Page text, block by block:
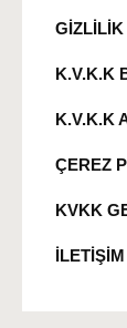
K.V.K.K
K.V.K.K
ÇEREZ
KVKK
İLETİŞİM